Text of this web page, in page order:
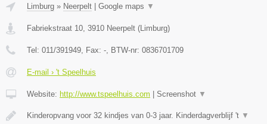
Limburg » Neerpelt | Google maps ▼
Fabriekstraat 10 3910 Neerpelt (Limburg)
Tel: 011/391949 , Fax: - , BTW-nr: 0836701709
E-mail › 't Speelhuis
Website: http://www.tspeelhuis.com | Screenshot ▼
Kinderopvang voor 32 kindjes van 0-3 jaar. Kinderdagverblijf 't ▼